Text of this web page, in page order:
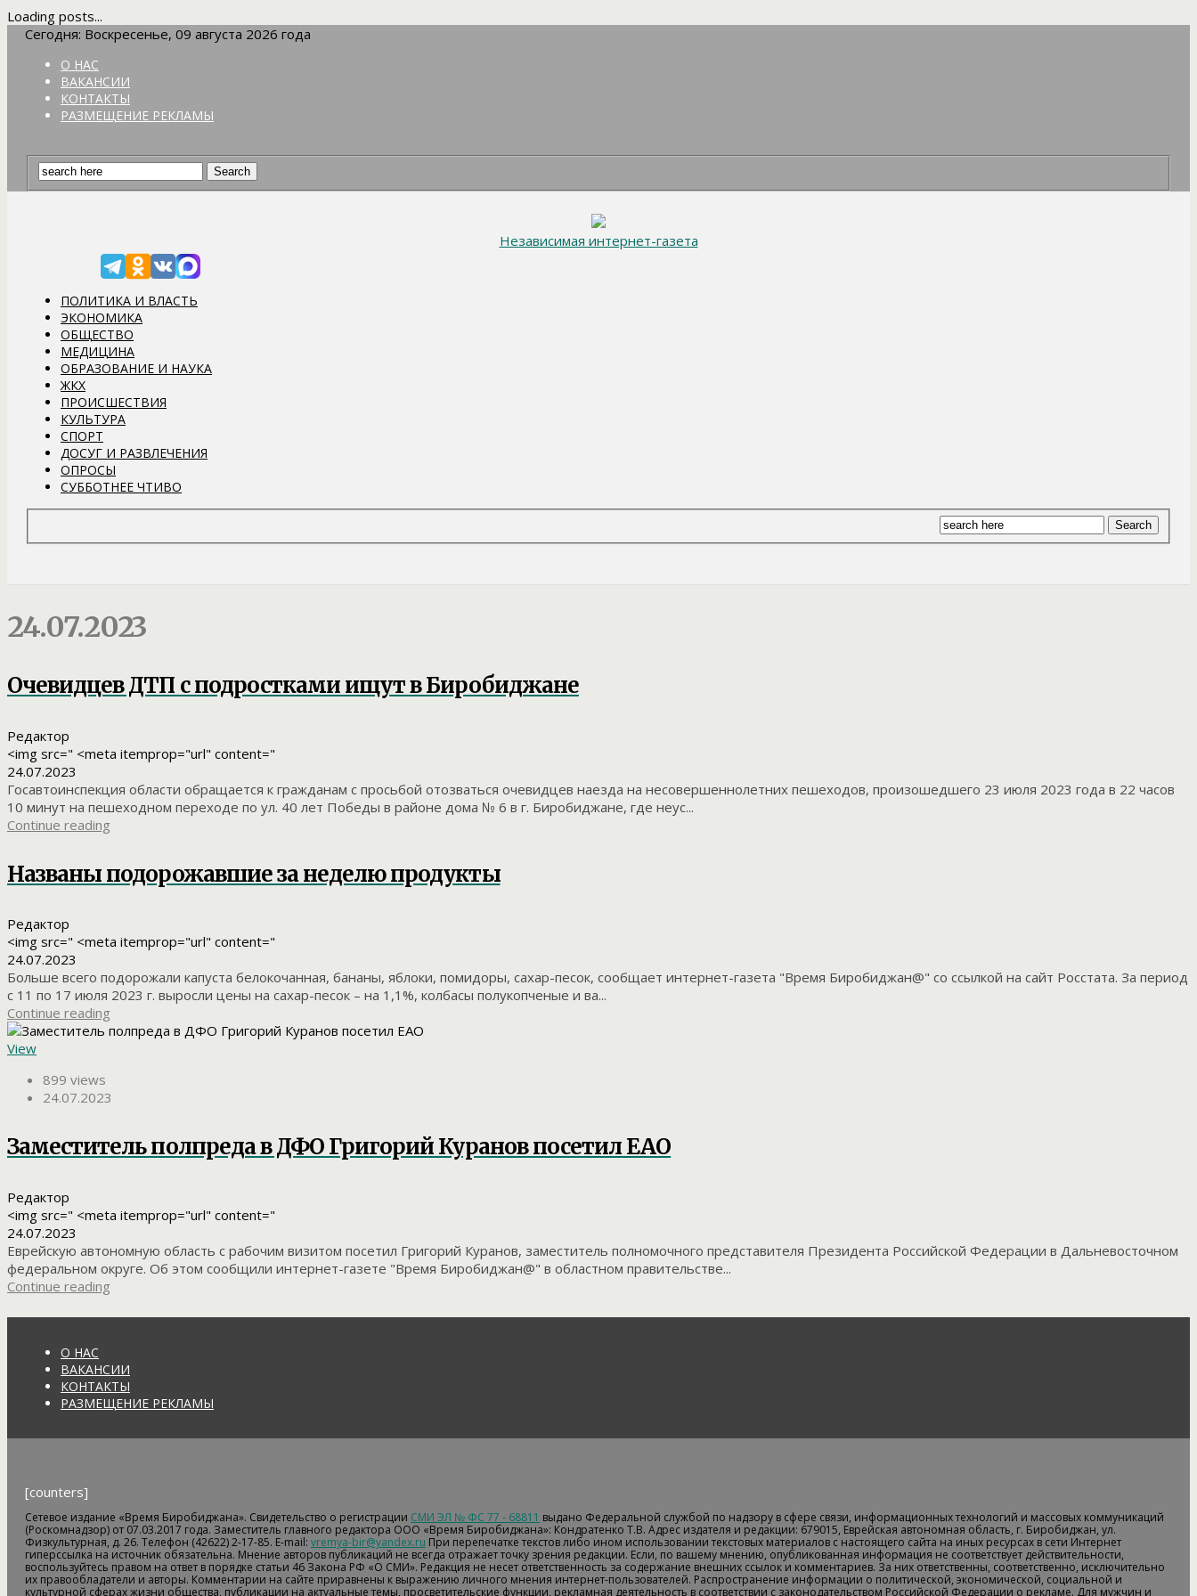
Loading posts...
Сегодня: Воскресенье, 09 августа 2026 года
О НАС
ВАКАНСИИ
КОНТАКТЫ
РАЗМЕЩЕНИЕ РЕКЛАМЫ
Независимая интернет-газета
ПОЛИТИКА И ВЛАСТЬ
ЭКОНОМИКА
ОБЩЕСТВО
МЕДИЦИНА
ОБРАЗОВАНИЕ И НАУКА
ЖКХ
ПРОИСШЕСТВИЯ
КУЛЬТУРА
СПОРТ
ДОСУГ И РАЗВЛЕЧЕНИЯ
ОПРОСЫ
СУББОТНЕЕ ЧТИВО
24.07.2023
Очевидцев ДТП с подростками ищут в Биробиджане
Редактор
<img src=" <meta itemprop="url" content="
24.07.2023
Госавтоинспекция области обращается к гражданам с просьбой отозваться очевидцев наезда на несовершеннолетних пешеходов, произошедшего 23 июля 2023 года в 22 часов
10 минут на пешеходном переходе по ул. 40 лет Победы в районе дома № 6 в г. Биробиджане, где неус...
Continue reading
Названы подорожавшие за неделю продукты
Редактор
<img src=" <meta itemprop="url" content="
24.07.2023
Больше всего подорожали капуста белокочанная, бананы, яблоки, помидоры, сахар-песок, сообщает интернет-газета "Время Биробиджан@" со ссылкой на сайт Росстата. За период
с 11 по 17 июля 2023 г. выросли цены на сахар-песок – на 1,1%, колбасы полукопченые и ва...
Continue reading
View
899 views
24.07.2023
Заместитель полпреда в ДФО Григорий Куранов посетил ЕАО
Редактор
<img src=" <meta itemprop="url" content="
24.07.2023
Еврейскую автономную область с рабочим визитом посетил Григорий Куранов, заместитель полномочного представителя Президента Российской Федерации в Дальневосточном
федеральном округе. Об этом сообщили интернет-газете "Время Биробиджан@" в областном правительстве...
Continue reading
О НАС
ВАКАНСИИ
КОНТАКТЫ
РАЗМЕЩЕНИЕ РЕКЛАМЫ
[counters]
Сетевое издание «Время Биробиджана». Свидетельство о регистрации СМИ ЭЛ № ФС 77 - 68811 выдано Федеральной службой по надзору в сфере связи, информационных технологий и массовых коммуникаций
(Роскомнадзор) от 07.03.2017 года. Заместитель главного редактора ООО «Время Биробиджана»: Кондратенко Т.В. Адрес издателя и редакции: 679015, Еврейская автономная область, г. Биробиджан, ул.
Физкультурная, д. 26. Телефон (42622) 2-17-85. E-mail: vremya-bir@yandex.ru При перепечатке текстов либо ином использовании текстовых материалов с настоящего сайта на иных ресурсах в сети Интернет
гиперссылка на источник обязательна. Мнение авторов публикаций не всегда отражает точку зрения редакции. Если, по вашему мнению, опубликованная информация не соответствует действительности,
воспользуйтесь правом на ответ в порядке статьи 46 Закона РФ «О СМИ». Редакция не несет ответственность за содержание внешних ссылок и комментариев. За них ответственны, соответственно, исключительно
их правообладатели и авторы. Комментарии на сайте приравнены к выражению личного мнения интернет-пользователей. Распространение информации о политической, экономической, социальной и
культурной сферах жизни общества, публикации на актуальные темы, просветительские функции, рекламная деятельность в соответствии с законодательством Российской Федерации о рекламе. Для мужчин и